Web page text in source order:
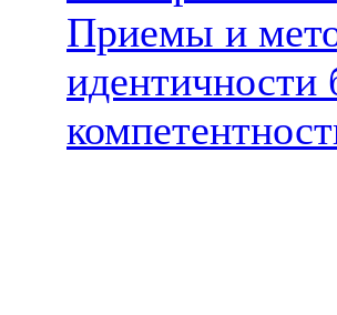
Приемы и
идентичности